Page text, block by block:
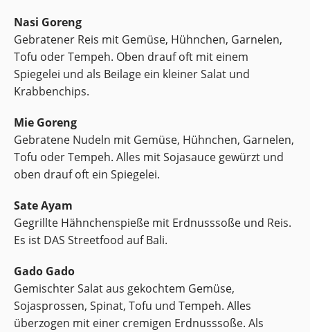
Nasi Goreng
Gebratener Reis mit Gemüse, Hühnchen, Garnelen,
Tofu oder Tempeh. Oben drauf oft mit einem
Spiegelei und als Beilage ein kleiner Salat und
Krabbenchips.
Mie Goreng
Gebratene Nudeln mit Gemüse, Hühnchen, Garnelen,
Tofu oder Tempeh. Alles mit Sojasauce gewürzt und
oben drauf oft ein Spiegelei.
Sate Ayam
Gegrillte Hähnchenspieße mit Erdnusssoße und Reis.
Es ist DAS Streetfood auf Bali.
Gado Gado
Gemischter Salat aus gekochtem Gemüse,
Sojasprossen, Spinat, Tofu und Tempeh. Alles
überzogen mit einer cremigen Erdnusssoße. Als